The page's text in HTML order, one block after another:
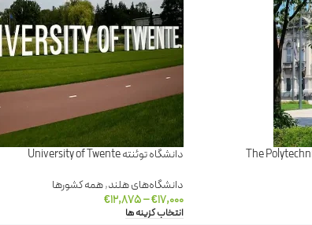
دانشگاه توئنته University of Twente
دانشگاه‌های هلند,همه کشورها
€۱۷,۰۰۰ –
€۱۲,۸۷۵
انتخاب گزینه ها